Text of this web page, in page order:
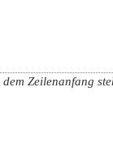
Zeilenanfang